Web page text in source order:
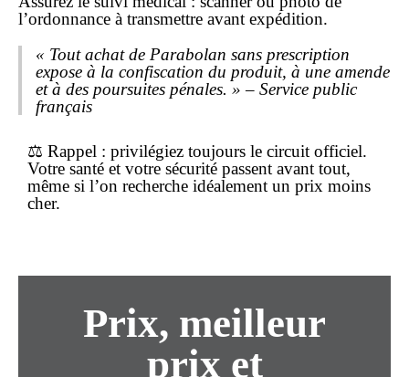
l’ordonnance à transmettre avant expédition.
« Tout achat de Parabolan sans prescription
expose à la confiscation du produit, à une amende
et à des poursuites pénales. » – Service public
français
⚖️ Rappel : privilégiez toujours le circuit officiel.
Votre santé et votre sécurité passent avant tout,
même si l’on recherche idéalement un prix moins
cher.
Prix, meilleur
prixet